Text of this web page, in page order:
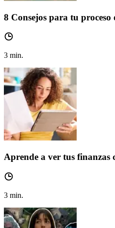
8 Consejos para tu proceso
3 min.
Aprende a ver tus finanzas
3 min.